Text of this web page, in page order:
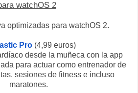
watchOS 2
optimizadas para watchOS 2.
Pro(4,99 euros)
desde la muñeca con la app
para actuar como entrenador de
sesiones de fitness e incluso
maratones.